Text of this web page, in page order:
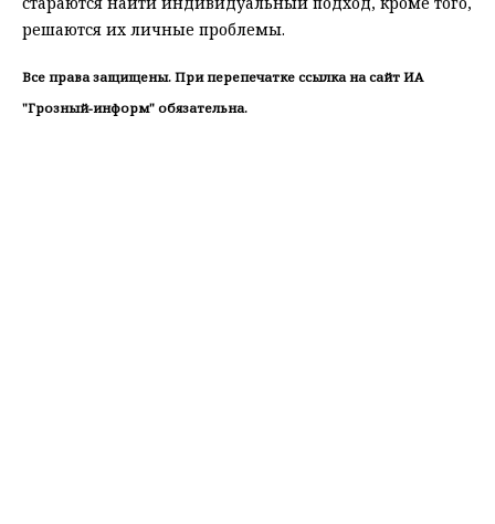
решаются их личные проблемы.
Все права защищены. При перепечатке ссылка на сайт ИА
"Грозный-информ" обязательна.